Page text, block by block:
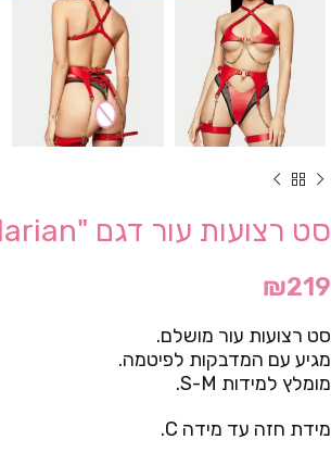
סט רצועות עור דגם "Marian"- אדום
₪219
סט רצועות עור מושלם.
מגיע עם המדבקות לפיטמה.
מומלץ למידות S-M.
מידת חזה עד מידה C.